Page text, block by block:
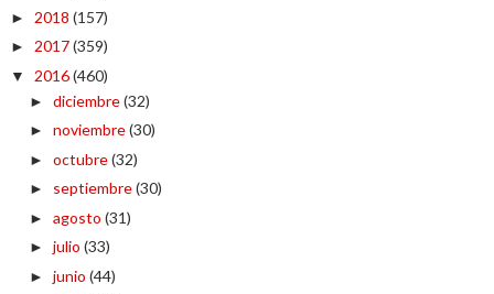
► 2018 (157)
► 2017(359)
▼ 2016(460)
► diciembre(32)
► noviembre(30)
► octubre(32)
► septiembre(30)
► agosto (31)
► julio (33)
► junio (44)